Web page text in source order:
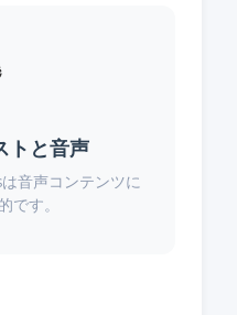
トと音声
音声コンテンツに
です。